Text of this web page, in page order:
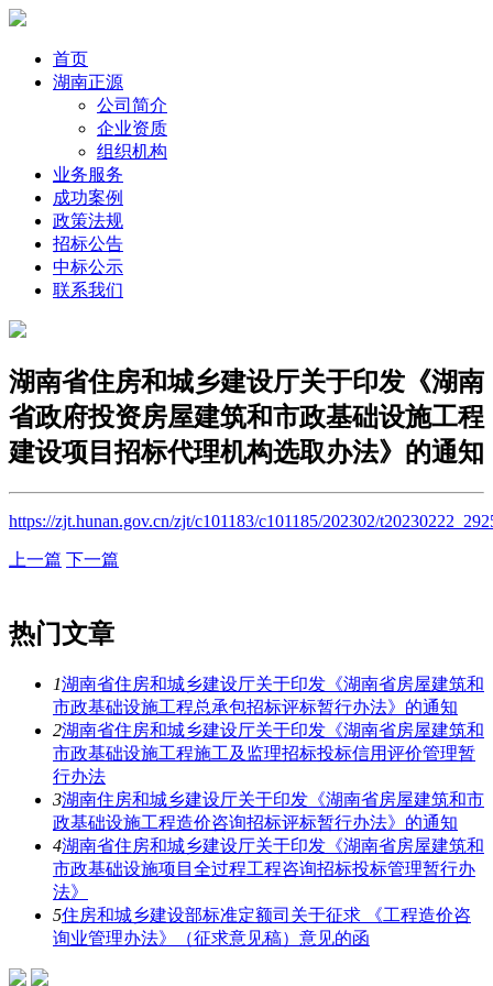
首页
湖南正源
公司简介
企业资质
组织机构
业务服务
成功案例
政策法规
招标公告
中标公示
联系我们
湖南省住房和城乡建设厅关于印发《湖南
省政府投资房屋建筑和市政基础设施工程
建设项目招标代理机构选取办法》的通知
https://zjt.hunan.gov.cn/zjt/c101183/c101185/202302/
上一篇 下一篇
热门文章
1湖南省住房和城乡建设厅关于印发《湖南省房屋建筑和
市政基础设施工程总承包招标评标暂行办法》的通知
2湖南省住房和城乡建设厅关于印发《湖南省房屋建筑和
市政基础设施工程施工及监理招标投标信用评价管理暂
行办法
3湖南住房和城乡建设厅关于印发《湖南省房屋建筑和市
政基础设施工程造价咨询招标评标暂行办法》的通知
4湖南省住房和城乡建设厅关于印发《湖南省房屋建筑和
市政基础设施项目全过程工程咨询招标投标管理暂行办
法》
5住房和城乡建设部标准定额司关于征求 《工程造价咨
询业管理办法》（征求意见稿）意见的函